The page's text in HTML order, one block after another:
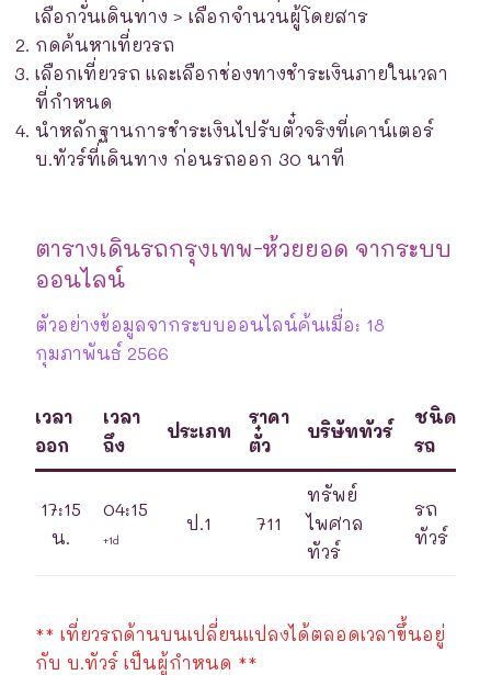
เลือกวันเดินทาง > เลือกจำนวนผู้โดยสาร
กดค้นหาเที่ยวรถ
เลือกเที่ยวรถ และเลือกช่องทางชำระเงินภายในเวลา
ที่กำหนด
นำหลักฐานการชำระเงินไปรับตั๋วจริงที่เคาน์เตอร์
บ.ทัวร์ที่เดินทาง ก่อนรถออก 30 นาที
ตารางเดินรถกรุงเทพ-ห้วยยอด จากระบบ
ออนไลน์
ตัวอย่างข้อมูลจากระบบออนไลน์ค้นเมื่อ: 18
กุมภาพันธ์ 2566
เวลา
ออก
เวลา
ถึง
ประเภท
ราคา
ตั๋ว
บริษัททัวร์
ชนิด
รถ
17:15
น.
04:15
+1d
ป.1 711
ทรัพย์
ไพศาล
ทัวร์
รถ
ทัวร์
** เที่ยวรถด้านบนเปลี่ยนแปลงได้ตลอดเวลาขึ้นอยู่
กับ บ.ทัวร์ เป็นผู้กำหนด **